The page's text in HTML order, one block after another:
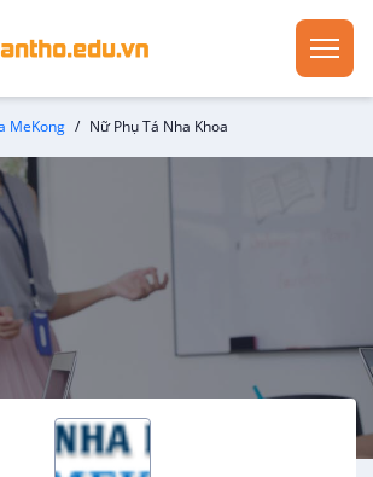
MeKong Nữ Phụ Tá Nha Khoa